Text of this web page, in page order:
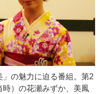
の魅力に迫る番組。第2
時）の花瀬みずか、美鳳